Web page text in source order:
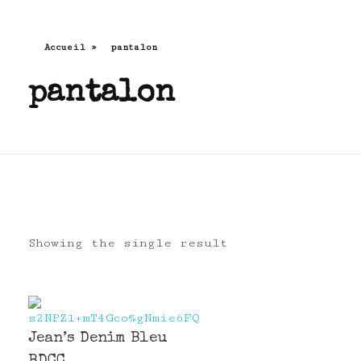
La Fringuale*
Accueil » pantalon
pantalon
Showing the single result
Jean’s Denim Bleu